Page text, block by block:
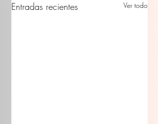
Entradas recientes Ver todo